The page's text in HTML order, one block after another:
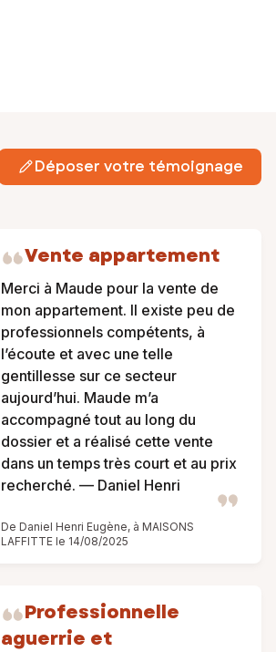
Déposer votre témoignage
Vente appartement
Merci à Maude pour la vente de
mon appartement. Il existe peu de
professionnels compétents, à
l’écoute et avec une telle
gentillesse sur ce secteur
aujourd’hui. Maude m’a
accompagné tout au long du
dossier et a réalisé cette vente
dans un temps très court et au prix
recherché. — Daniel Henri
De Daniel Henri Eugène, à MAISONS
LAFFITTE le 14/08/2025
Professionnelle
aguerrie et